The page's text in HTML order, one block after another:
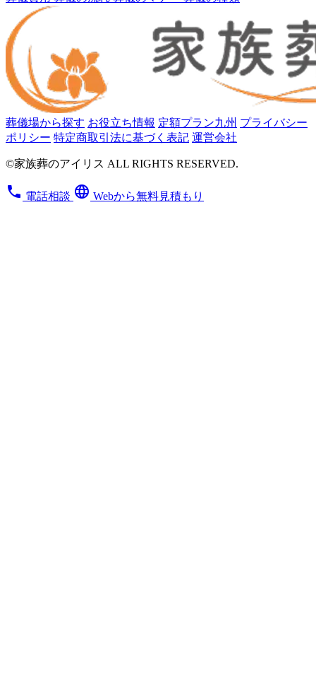
葬儀場から探す お役立ち情報 定額プラン九州 プライバシー
ポリシー 特定商取引法に基づく表記 運営会社
©家族葬のアイリス ALL RIGHTS RESERVED.
phone 電話相談 language Webから無料見積もり